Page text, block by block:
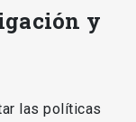
y
las políticas